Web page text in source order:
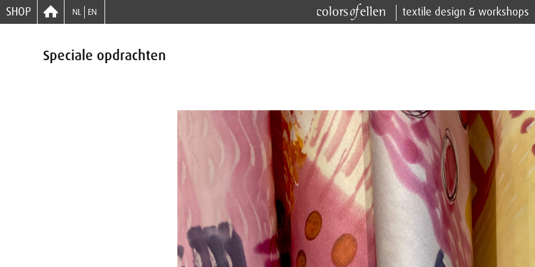
SHOP NL EN textile design & workshops
Speciale opdrachten